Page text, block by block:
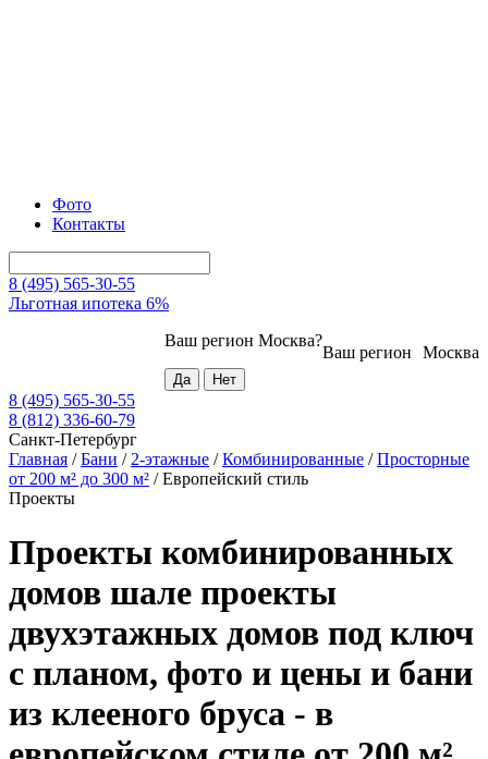
Фото
Контакты
8 (495) 565-30-55
Льготная ипотека 6%
Москва
Ваш регион
Ваш регион Москва?
8 (495) 565-30-55
8 (812) 336-60-79
Санкт-Петербург
Главная /Бани / 2-этажные /Комбинированные /Просторные
от 200 м² до 300 м² /Европейский стиль
Проекты
Проекты комбинированных
домов шале проекты
двухэтажных домов под ключ
с планом, фото и цены и бани
из клееного бруса - в